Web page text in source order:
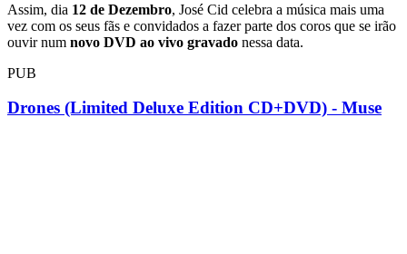
Assim, dia 12 de Dezembro, José Cid celebra a música mais uma
vez com os seus fãs e convidados a fazer parte dos coros que se irão
ouvir num novo DVD ao vivo gravado nessa data.
PUB
Drones (Limited Deluxe Edition CD+DVD) - Muse